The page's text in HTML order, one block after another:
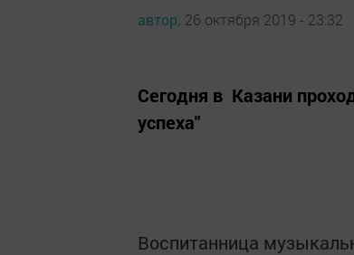
автор, 26 октября 2019 - 23:32
Сегодня в Казани
успеха"
Воспитанница